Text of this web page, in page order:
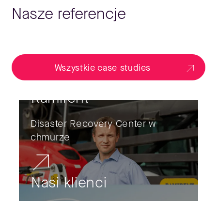
Nasze referencje
Wszystkie case studies
Ramirent
Disaster Recovery Center w
chmurze
Nasi klienci